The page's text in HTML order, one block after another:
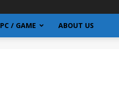
PC / GAME ABOUT US